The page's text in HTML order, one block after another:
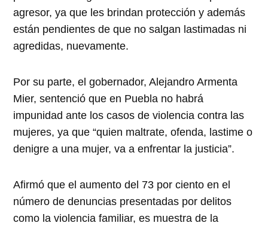
agresor, ya que les brindan protección y además
están pendientes de que no salgan lastimadas ni
agredidas, nuevamente.
Por su parte, el gobernador, Alejandro Armenta
Mier, sentenció que en Puebla no habrá
impunidad ante los casos de violencia contra las
mujeres, ya que “quien maltrate, ofenda, lastime o
denigre a una mujer, va a enfrentar la justicia”.
Afirmó que el aumento del 73 por ciento en el
número de denuncias presentadas por delitos
como la violencia familiar, es muestra de la